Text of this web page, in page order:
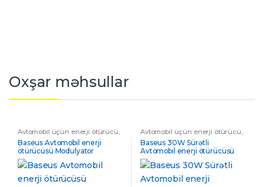
Oxşar məhsullar
Avtomobil üçün enerji ötürücü,
Avtomobil üçün enerji
ötürücülər,Fm modulyator
Baseus Avtomobil enerji
ötürücüsü Modulyator
Avtomobil üçün enerji ötürücü,
Avtomobil üçün enerji
ötürücülər
Baseus 30W Sürətli
Avtomobil enerji ötürücüsü